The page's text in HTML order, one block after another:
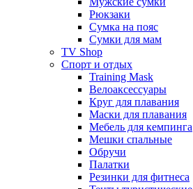
Рюкзаки
Сумка на пояс
Сумки для мам
TV Shop
Спорт и отдых
Training Mask
Велоаксессуары
Круг для плавания
Маски для плавания
Мебель для кемпинга
Мешки спальные
Обручи
Палатки
Резинки для фитнеса